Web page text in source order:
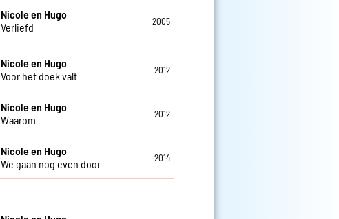
Nicole en Hugo
Verliefd
2005
Nicole en Hugo
Voor het doek valt
2012
Nicole en Hugo
Waarom
2012
Nicole en Hugo
We gaan nog even door
2014